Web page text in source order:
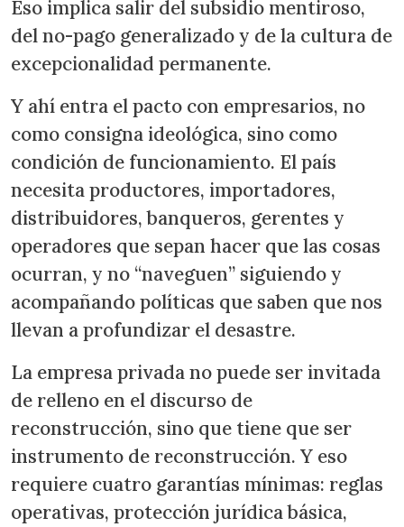
Eso implica salir del subsidio mentiroso,
del no-pago generalizado y de la cultura de
excepcionalidad permanente.
Y ahí entra el pacto con empresarios, no
como consigna ideológica, sino como
condición de funcionamiento. El país
necesita productores, importadores,
distribuidores, banqueros, gerentes y
operadores que sepan hacer que las cosas
ocurran, y no “naveguen” siguiendo y
acompañando políticas que saben que nos
llevan a profundizar el desastre.
La empresa privada no puede ser invitada
de relleno en el discurso de
reconstrucción, sino que tiene que ser
instrumento de reconstrucción. Y eso
requiere cuatro garantías mínimas: reglas
operativas, protección jurídica básica,